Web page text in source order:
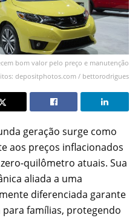
bom valor pelo preço e manutenção
depositphotos.com / bettorodrigues
geração surge como
aos preços inflacionados
quilômetro atuais. Sua
aliada a uma
diferenciada garante
famílias, protegendo